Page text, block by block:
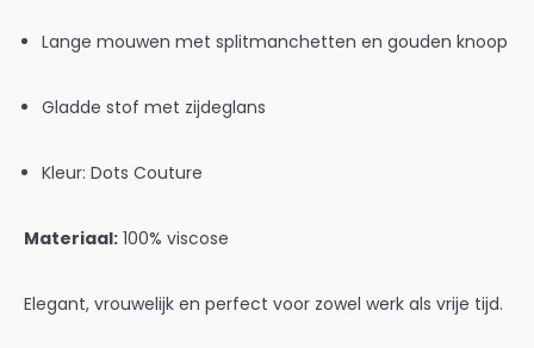
Lange mouwen met splitmanchetten en gouden knoop
Gladde stof met zijdeglans
Kleur: Dots Couture
Materiaal: 100% viscose
Elegant, vrouwelijk en perfect voor zowel werk als vrije tijd.